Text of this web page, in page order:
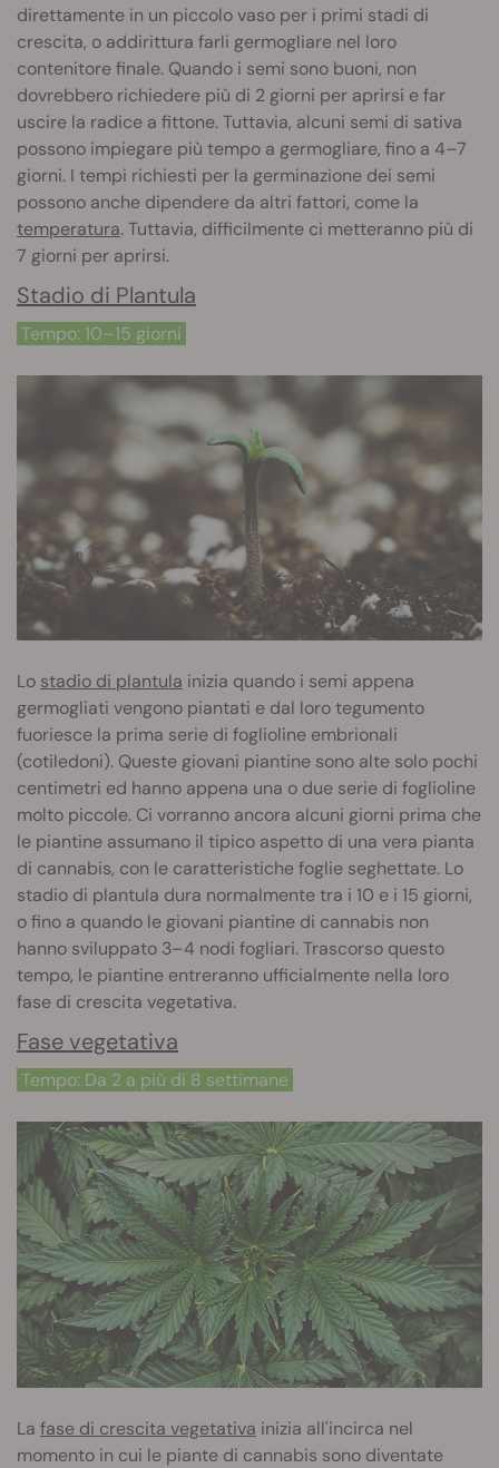
direttamente in un piccolo vaso per i primi stadi di
crescita, o addirittura farli germogliare nel loro
contenitore finale. Quando i semi sono buoni, non
dovrebbero richiedere più di 2 giorni per aprirsi e far
uscire la radice a fittone. Tuttavia, alcuni semi di sativa
possono impiegare più tempo a germogliare, fino a 4–7
giorni. I tempi richiesti per la germinazione dei semi
possono anche dipendere da altri fattori, come la
temperatura. Tuttavia, difficilmente ci metteranno più di
7 giorni per aprirsi.
Stadio di Plantula
Tempo: 10–15 giorni
Lo stadio di plantula inizia quando i semi appena
germogliati vengono piantati e dal loro tegumento
fuoriesce la prima serie di foglioline embrionali
(cotiledoni). Queste giovani piantine sono alte solo pochi
centimetri ed hanno appena una o due serie di foglioline
molto piccole. Ci vorranno ancora alcuni giorni prima che
le piantine assumano il tipico aspetto di una vera pianta
di cannabis, con le caratteristiche foglie seghettate. Lo
stadio di plantula dura normalmente tra i 10 e i 15 giorni,
o fino a quando le giovani piantine di cannabis non
hanno sviluppato 3–4 nodi fogliari. Trascorso questo
tempo, le piantine entreranno ufficialmente nella loro
fase di crescita vegetativa.
Fase vegetativa
Tempo: Da 2 a più di 8 settimane
La fase di crescita vegetativa inizia all'incirca nel
momento in cui le piante di cannabis sono diventate